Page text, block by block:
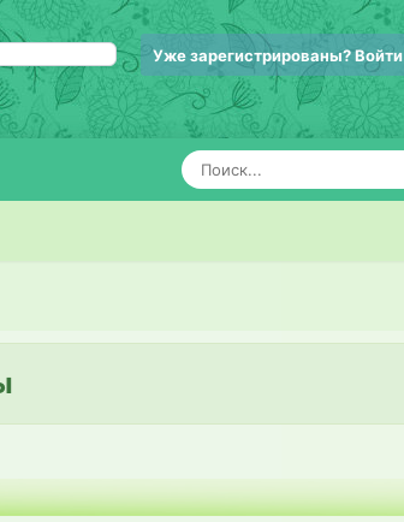
Уже зарегистрированы? Войти